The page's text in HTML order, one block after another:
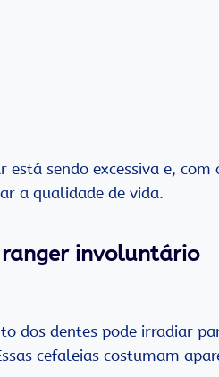
sendo excessiva e, com
a qualidade de vida.
involuntário
dos dentes pode irradiar
cefaleias costumam